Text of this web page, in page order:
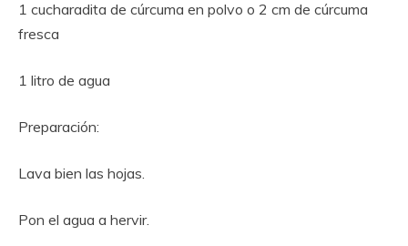
1 cucharadita de cúrcuma en polvo o 2 cm de cúrcuma
fresca
1 litro de agua
Preparación:
Lava bien las hojas.
Pon el agua a hervir.